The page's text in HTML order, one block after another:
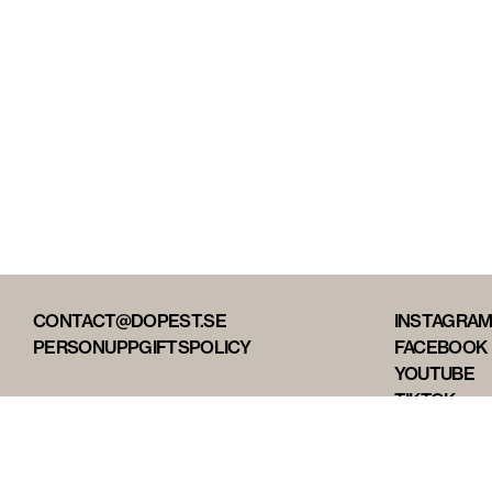
CONTACT@DOPEST.SE
PERSONUPPGIFTSPOLICY
INSTAGRAM
FACEBOOK
YOUTUBE
TIKTOK